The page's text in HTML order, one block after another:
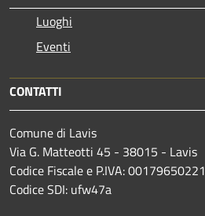
Luoghi
Eventi
CONTATTI
Comune di Lavis
Via G. Matteotti 45 - 38015 - Lavis
Codice Fiscale e P.IVA: 00179650221
Codice SDI: ufw47a